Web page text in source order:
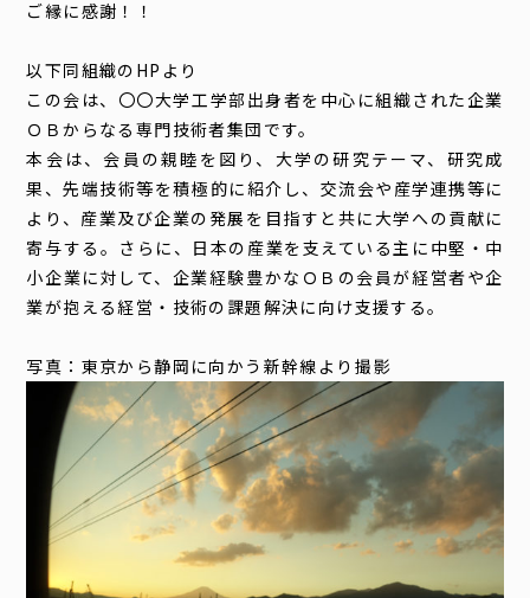
ご縁に感謝！！
以下同組織のHPより
この会は、〇〇大学工学部出身者を中心に組織された企業
ＯＢからなる専門技術者集団です。
本会は、会員の親睦を図り、大学の研究テーマ、研究成
果、先端技術等を積極的に紹介し、交流会や産学連携等に
より、産業及び企業の発展を目指すと共に大学への貢献に
寄与する。さらに、日本の産業を支えている主に中堅・中
小企業に対して、企業経験豊かなＯＢの会員が経営者や企
業が抱える経営・技術の課題解決に向け支援する。
写真：東京から静岡に向かう新幹線より撮影